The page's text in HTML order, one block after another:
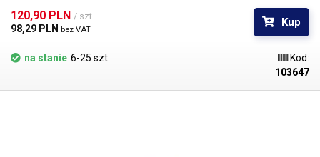
przewód. Oprócz diod LED, z przodu znajduje się również przycisk
"RCD test" do testowania prawidłowego działania zabezpieczenia
czemu można sprawdzić, czy gniazdka w domu lub firmie są
120,90 PLN / szt.
98,29 PLN bez VAT
Kup
na stanie 6-25 szt.
Kod:
103647